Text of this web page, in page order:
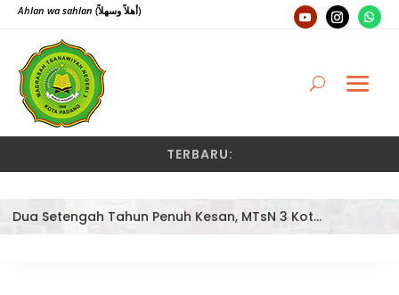
Ahlan wa sahlan (أهلاً وسهلاً)
TERBARU:
Dua Setengah Tahun Penuh Kesan, MTsN 3 Kota Padang Lepas Pengawas Pembina Dra. Nayusminar Nasrun